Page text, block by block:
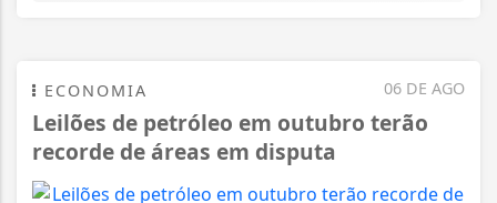
06 DE AGO
ECONOMIA
Leilões de petróleo em outubro terão
recorde de áreas em disputa